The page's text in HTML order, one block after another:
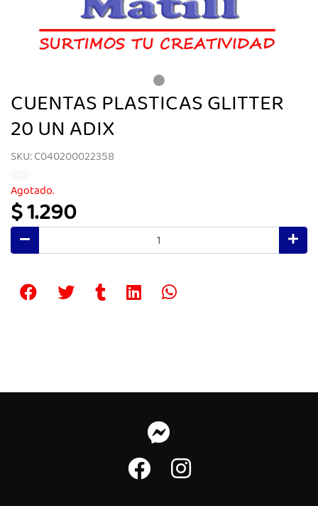
CUENTAS PLASTICAS GLITTER
20 UN ADIX
SKU: C040200022358
Agotado.
$ 1.290